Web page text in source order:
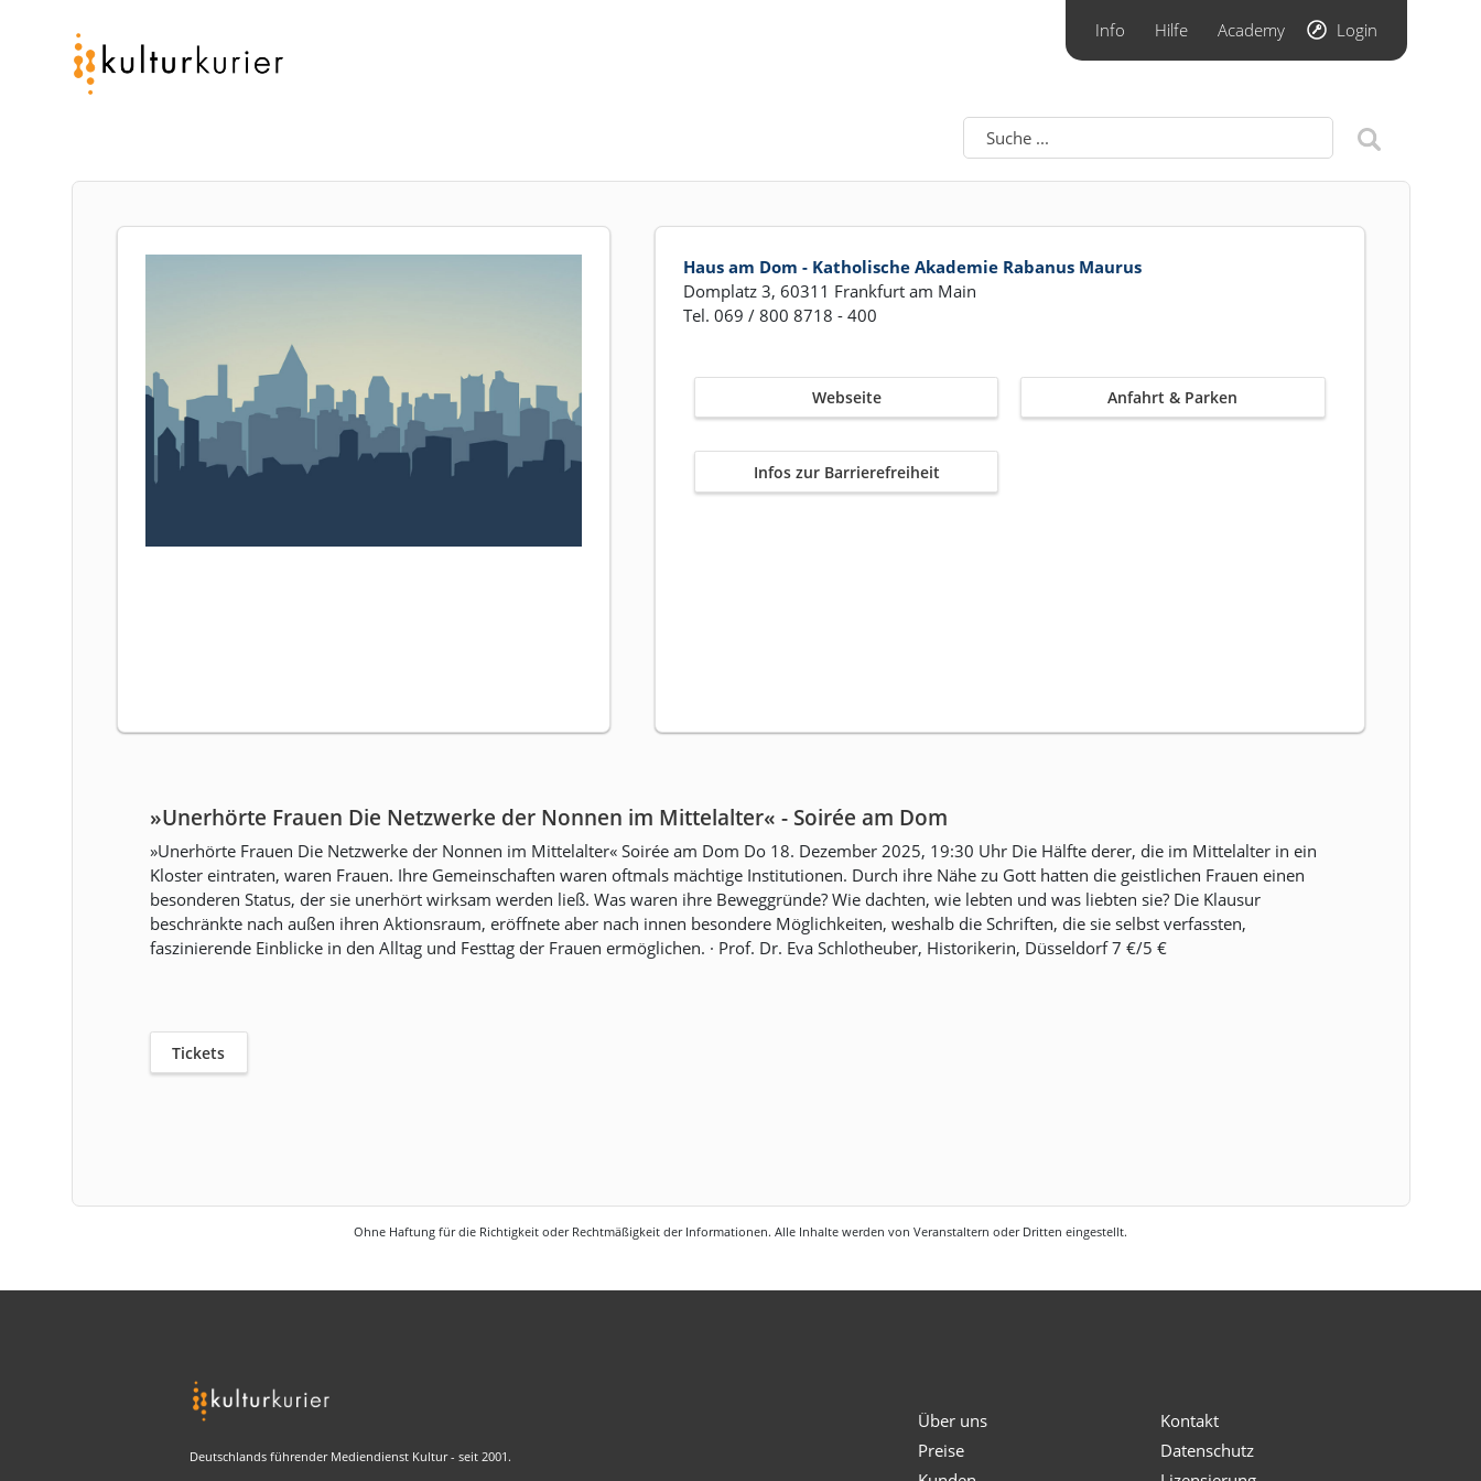
Info Hilfe Academy Login
Haus am Dom - Katholische Akademie Rabanus Maurus
Domplatz 3, 60311 Frankfurt am Main
Tel. 069 / 800 8718 - 400
Webseite Anfahrt & Parken
Infos zur Barrierefreiheit
»Unerhörte Frauen Die Netzwerke der Nonnen im Mittelalter« - Soirée am Dom
»Unerhörte Frauen Die Netzwerke der Nonnen im Mittelalter« Soirée am Dom Do 18. Dezember 2025, 19:30 Uhr Die Hälfte derer, die im Mittelalter in ein
Kloster eintraten, waren Frauen. Ihre Gemeinschaften waren oftmals mächtige Institutionen. Durch ihre Nähe zu Gott hatten die geistlichen Frauen einen
besonderen Status, der sie unerhört wirksam werden ließ. Was waren ihre Beweggründe? Wie dachten, wie lebten und was liebten sie? Die Klausur
beschränkte nach außen ihren Aktionsraum, eröffnete aber nach innen besondere Möglichkeiten, weshalb die Schriften, die sie selbst verfassten,
faszinierende Einblicke in den Alltag und Festtag der Frauen ermöglichen. · Prof. Dr. Eva Schlotheuber, Historikerin, Düsseldorf 7 €/5 €
Tickets
Ohne Haftung für die Richtigkeit oder Rechtmäßigkeit der Informationen. Alle Inhalte werden von Veranstaltern oder Dritten eingestellt.
Deutschlands führender Mediendienst Kultur - seit 2001.
Über uns
Preise
Kontakt
Datenschutz